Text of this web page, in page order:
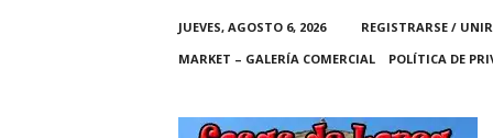
JUEVES, AGOSTO 6, 2026
REGISTRARSE /
MARKET – GALERÍA COMERCIAL
POLÍTICA DE
C